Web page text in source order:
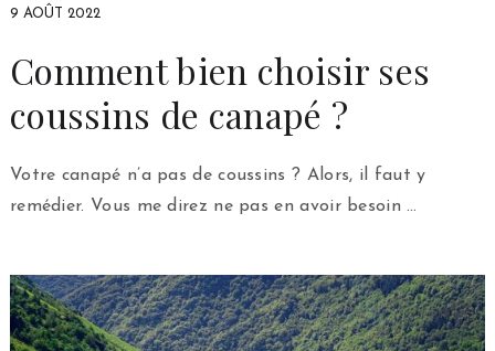
9 AOÛT 2022
Comment bien choisir ses
coussins de canapé ?
Votre canapé n’a pas de coussins ? Alors, il faut y
remédier. Vous me direz ne pas en avoir besoin …